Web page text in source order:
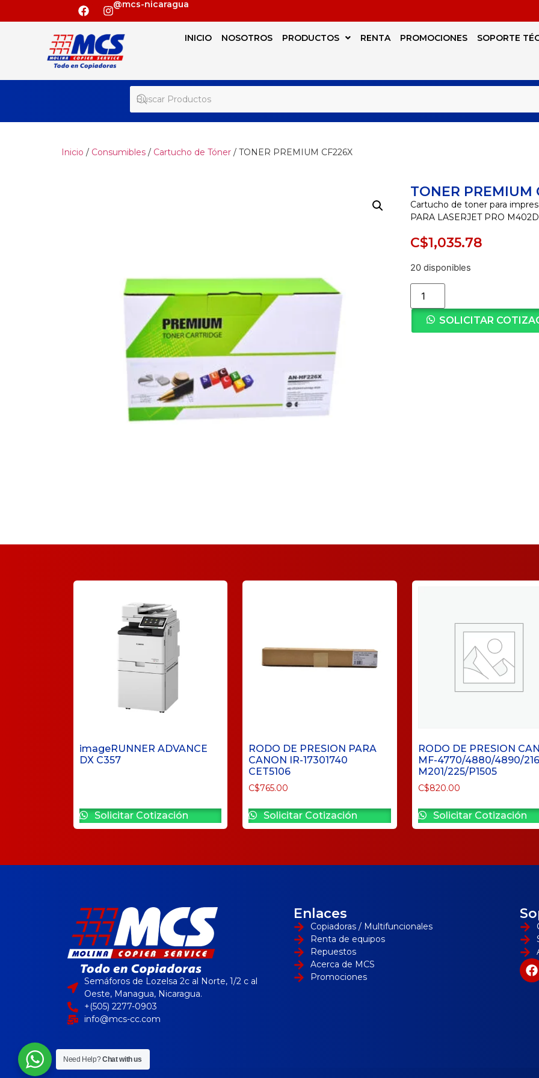
@mcs-nicaragua
INICIO NOSOTROS PRODUCTOS RENTA PROMOCIONES SOPORTE
Inicio / Consumibles / Cartucho de Tóner / TONER PREMIUM CF226X
TONER PREMIUM
Cartucho de toner para
PARA LASERJET PRO
C$1,035.78
20 disponibles
SOLICITAR
imageRUNNER ADVANCE
DX C357
Solicitar Cotización
RODO DE PRESION PARA
CANON IR-17301740
CET5106
C$765.00
Solicitar Cotización
RODO DE PRESION
MF-4770/4880/4890/
M201/225/P1505
C$820.00
Solicitar Cotización
Semáforos de Lozelsa 2c al Norte, 1/2 c al
Oeste, Managua, Nicaragua.
+(505) 2277-0903
info@mcs-cc.com
Enlaces
Copiadoras / Multifuncionales
Renta de equipos
Repuestos
Acerca de MCS
Promociones
Need Help?Chat with us